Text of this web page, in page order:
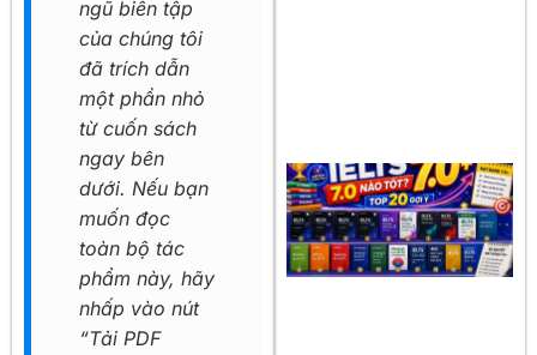
ngũ biên tập
của chúng tôi
đã trích dẫn
một phần nhỏ
từ cuốn sách
ngay bên
dưới. Nếu bạn
muốn đọc
toàn bộ tác
phẩm này, hãy
nhấp vào nút
“Tải PDF